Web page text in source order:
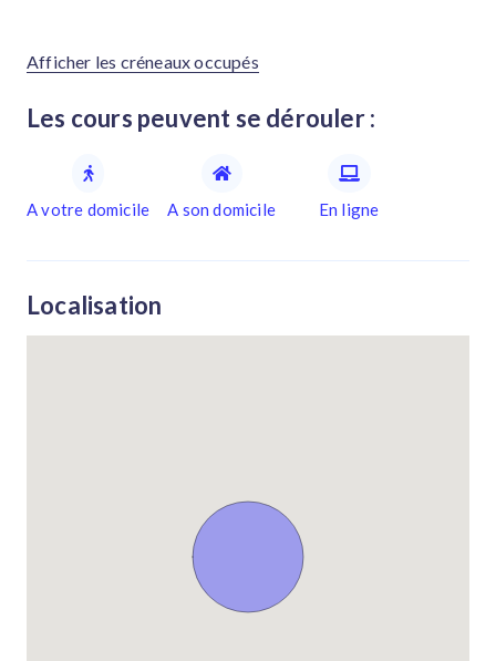
Afficher les créneaux occupés
Les cours peuvent se dérouler :
A votre domicile A son domicile En ligne
Localisation